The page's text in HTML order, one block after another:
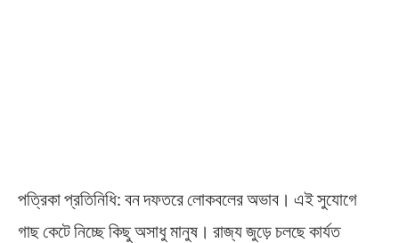
পত্রিকা প্রতিনিধি: বন দফতরে লোকবলের অভাব। এই সুযোগে
গাছ কেটে নিচ্ছে কিছু অসাধু মানুষ। রাজ্য জুড়ে চলছে কার্যত